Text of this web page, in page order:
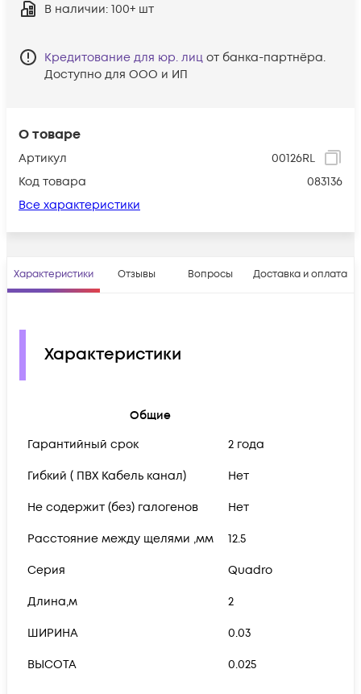
О товаре
Артикул
00126RL
Код товара
083136
Все характеристики
В наличии: 100+ шт
Кредитование для юр. лиц от банка-партнёра.
Доступно для ООО и ИП
Характеристики Отзывы Вопросы Доставка и оплата
Характеристики
Общие
Гарантийный срок
2 года
Гибкий ( ПВХ Кабель канал) Нет
Не содержит (без) галогенов Нет
Расстояние между щелями ,мм 12.5
Серия Quadro
Длина,м 2
ШИРИНА 0.03
ВЫСОТА 0.025